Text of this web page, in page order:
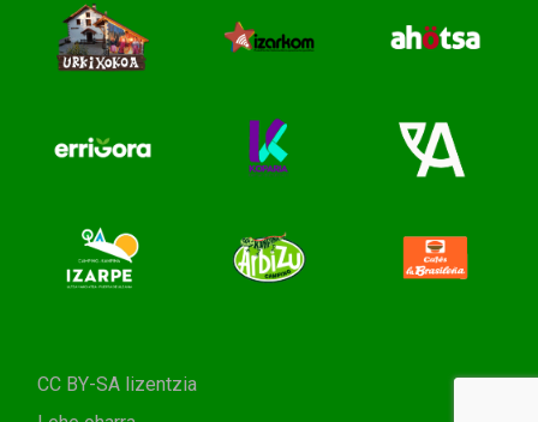
CC BY-SA lizentzia